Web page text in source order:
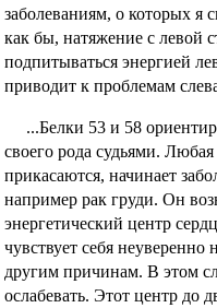
заболеваниям, о которых я
как бы, натяжение с левой
подпитываться энергией
приводит к проблемам
...Белки 53 и 58
своего рода судьями.
прикасаются, начинает
например рак груди. Он
энергетический центр
чувствует себя
другим причинам. В этом
ослабевать. Этот центр до